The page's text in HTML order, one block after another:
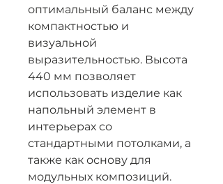
оптимальный баланс между
компактностью и
визуальной
выразительностью. Высота
440 мм позволяет
использовать изделие как
напольный элемент в
интерьерах со
стандартными потолками, а
также как основу для
модульных композиций.